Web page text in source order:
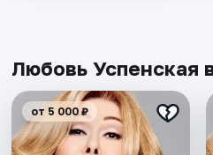
Любовь Успенская
от 5 000 ₽